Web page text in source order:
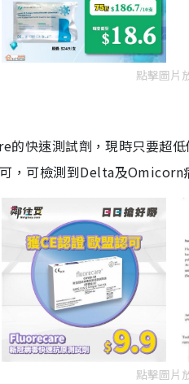
點擊圖片
快速測試劑，現時只要超
，可檢測到Delta及Omicorn
點擊圖片